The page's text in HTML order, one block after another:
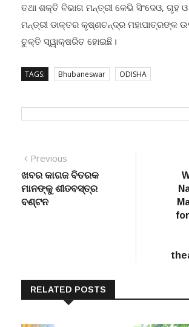
ତଥା ଶକ୍ତି ବିଭାଗ ମନ୍ତ୍ରୀ କେଭି ସିଂଦେଓ, ଗୃହ
ମନ୍ତ୍ରୀ ଡାକ୍ତର କୃଷ୍ଣଚନ୍ଦ୍ର ମହାପାତ୍ରଙ୍କ
ଚୁକ୍ତି ସ୍ୱାକ୍ଷରିତ ହୋଇଛି।
TAGS: Bhubaneswar ODISHA
Post
navigation
Previous
post:
ଖବର କାଗଜ ବିତରକ
ମାନଙ୍କୁ ଶୀତବସ୍ତ୍ର
ବଣ୍ଟନ
RELATED POSTS